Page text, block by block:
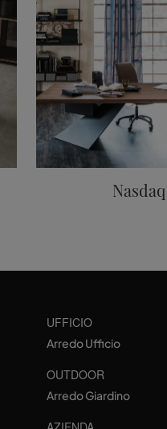
Nasdaq
UFFICIO
Arredo Ufficio
OUTDOOR
Arredo Giardino